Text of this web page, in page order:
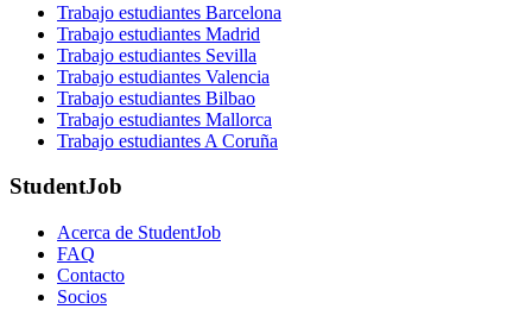
Trabajo estudiantes Barcelona
Trabajo estudiantes Madrid
Trabajo estudiantes Sevilla
Trabajo estudiantes Valencia
Trabajo estudiantes Bilbao
Trabajo estudiantes Mallorca
Trabajo estudiantes A Coruña
StudentJob
Acerca de StudentJob
FAQ
Contacto
Socios